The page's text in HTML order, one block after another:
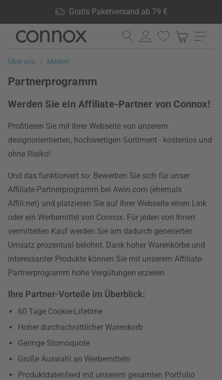
Gratis Paketversand ab 79 €
lagernd, 60 Tage Rückgaberecht
Direkt
Seiteninhalt
Direkt
Suchfeld
Über uns Medien
Partnerprogramm
Werden Sie ein Affiliate-Partner von Connox!
Profitieren Sie mit Ihrer Webseite von unserem
designorientierten, hochwertigen Sortiment - kostenlos und
ohne Risiko!
Und das funktioniert so: Bewerben Sie sich für unser
Affiliate-Partnerprogramm bei Awin.com (ehemals
Affili.net) und platzieren Sie auf Ihrer Webseite einen Link
oder ein Werbemittel von Connox. Für jeden von Ihnen
vermittelten Kauf werden Sie am dadurch generierten
Umsatz prozentual belohnt. Dank hoher Warenkörbe und
interessanter Produkte können Sie mit unserem Affiliate-
Partnerprogramm hohe Vergütungen erzielen.
Ihre Partner-Vorteile im Überblick:
60 Tage Cookie-Lifetime
Hoher durchschnittlicher Warenkorb
Geringe Stornoquote
Große Auswahl an Werbemitteln
Produktdatenfeed mit unserem gesamten Portfolio